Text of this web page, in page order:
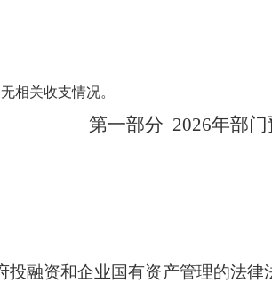
相关收支情况。
第一部分 2026年部门
融资和企业国有资产管理的法